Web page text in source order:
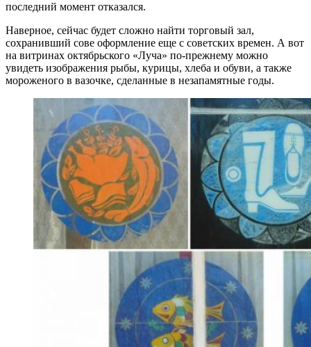
последний момент отказался.
Наверное, сейчас будет сложно найти торговый зал,
сохранивший сове оформление еще с советских времен. А вот
на витринах октябрьского «Луча» по-прежнему можно
увидеть изображения рыбы, курицы, хлеба и обуви, а также
мороженого в вазочке, сделанные в незапамятные годы.